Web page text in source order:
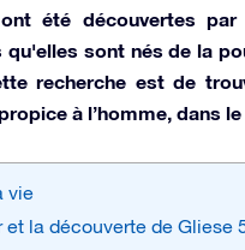
été découvertes
sont nés de la
recherche est de
à l’homme, dans
vie
la découverte de Gliese